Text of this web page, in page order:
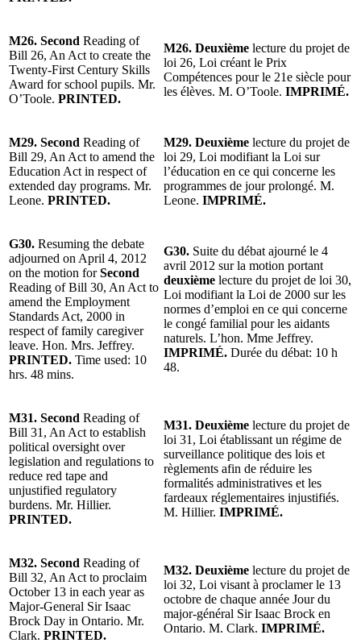
M26. Second Reading of
Bill 26, An Act to create the
Twenty-First Century Skills
Award for school pupils. Mr.
O’Toole. PRINTED.
M26. Deuxième lecture du projet de
loi 26, Loi créant le Prix
Compétences pour le 21e siècle pour
les élèves. M. O’Toole. IMPRIMÉ.
M29. Second Reading of
Bill 29, An Act to amend the
Education Act in respect of
extended day programs. Mr.
Leone. PRINTED.
M29. Deuxième lecture du projet de
loi 29, Loi modifiant la Loi sur
l’éducation en ce qui concerne les
programmes de jour prolongé. M.
Leone. IMPRIMÉ.
G30. Resuming the debate
adjourned on April 4, 2012
on the motion forSecond
Reading of Bill 30, An Act to
amend the Employment
Standards Act, 2000 in
respect of family caregiver
leave. Hon. Mrs. Jeffrey.
PRINTED. Time used: 10
hrs. 48 mins.
G30. Suite du débat ajourné le 4
avril 2012 sur la motion portant
deuxième lecture du projet de loi 30,
Loi modifiant la Loi de 2000 sur les
normes d’emploi en ce qui concerne
le congé familial pour les aidants
naturels. L’hon. Mme Jeffrey.
IMPRIMÉ. Durée du débat: 10 h
48.
M31. Second Reading of
Bill 31, An Act to establish
political oversight over
legislation and regulations to
reduce red tape and
unjustified regulatory
burdens. Mr. Hillier.
PRINTED.
M31. Deuxième lecture du projet de
loi 31, Loi établissant un régime de
surveillance politique des lois et
règlements afin de réduire les
formalités administratives et les
fardeaux réglementaires injustifiés.
M. Hillier. IMPRIMÉ.
M32. Second Reading of
Bill 32, An Act to proclaim
October 13 in each year as
Major-General Sir Isaac
Brock Day in Ontario. Mr.
Clark. PRINTED.
M32. Deuxième lecture du projet de
loi 32, Loi visant à proclamer le 13
octobre de chaque année Jour du
major-général Sir Isaac Brock en
Ontario. M. Clark. IMPRIMÉ.